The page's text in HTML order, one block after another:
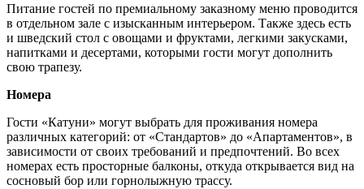
Питание гостей по премиальному заказному меню проводится
в отдельном зале с изысканным интерьером. Также здесь есть
и шведский стол с овощами и фруктами, легкими закусками,
напитками и десертами, которыми гости могут дополнить
свою трапезу.
Номера
Гости «Катуни» могут выбрать для проживания номера
различных категорий: от «Стандартов» до «Апартаментов», в
зависимости от своих требований и предпочтений. Во всех
номерах есть просторные балконы, откуда открывается вид на
сосновый бор или горнолыжную трассу.